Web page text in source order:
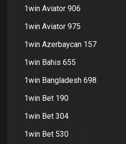
1win Aviator 906
1win Aviator 975
1win Azerbaycan 157
1win Bahis 655
1win Bangladesh 698
1win Bet 190
1win Bet 304
1win Bet 530